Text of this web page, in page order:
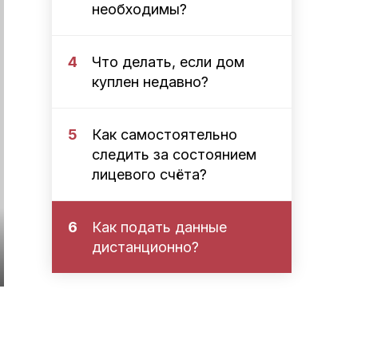
необходимы?
4
Что делать, если дом
куплен недавно?
5
Как самостоятельно
следить за состоянием
лицевого счёта?
6
Как подать данные
дистанционно?